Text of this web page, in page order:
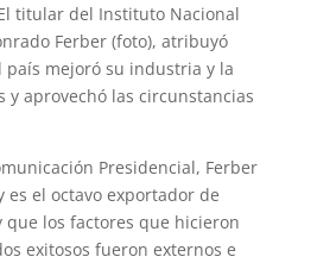
titular del Instituto Nacional
Ferber (foto), atribuyó
país mejoró su industria y la
y aprovechó las circunstancias
Presidencial, Ferber
es el octavo exportador de
los factores que hicieron
exitosos fueron externos e